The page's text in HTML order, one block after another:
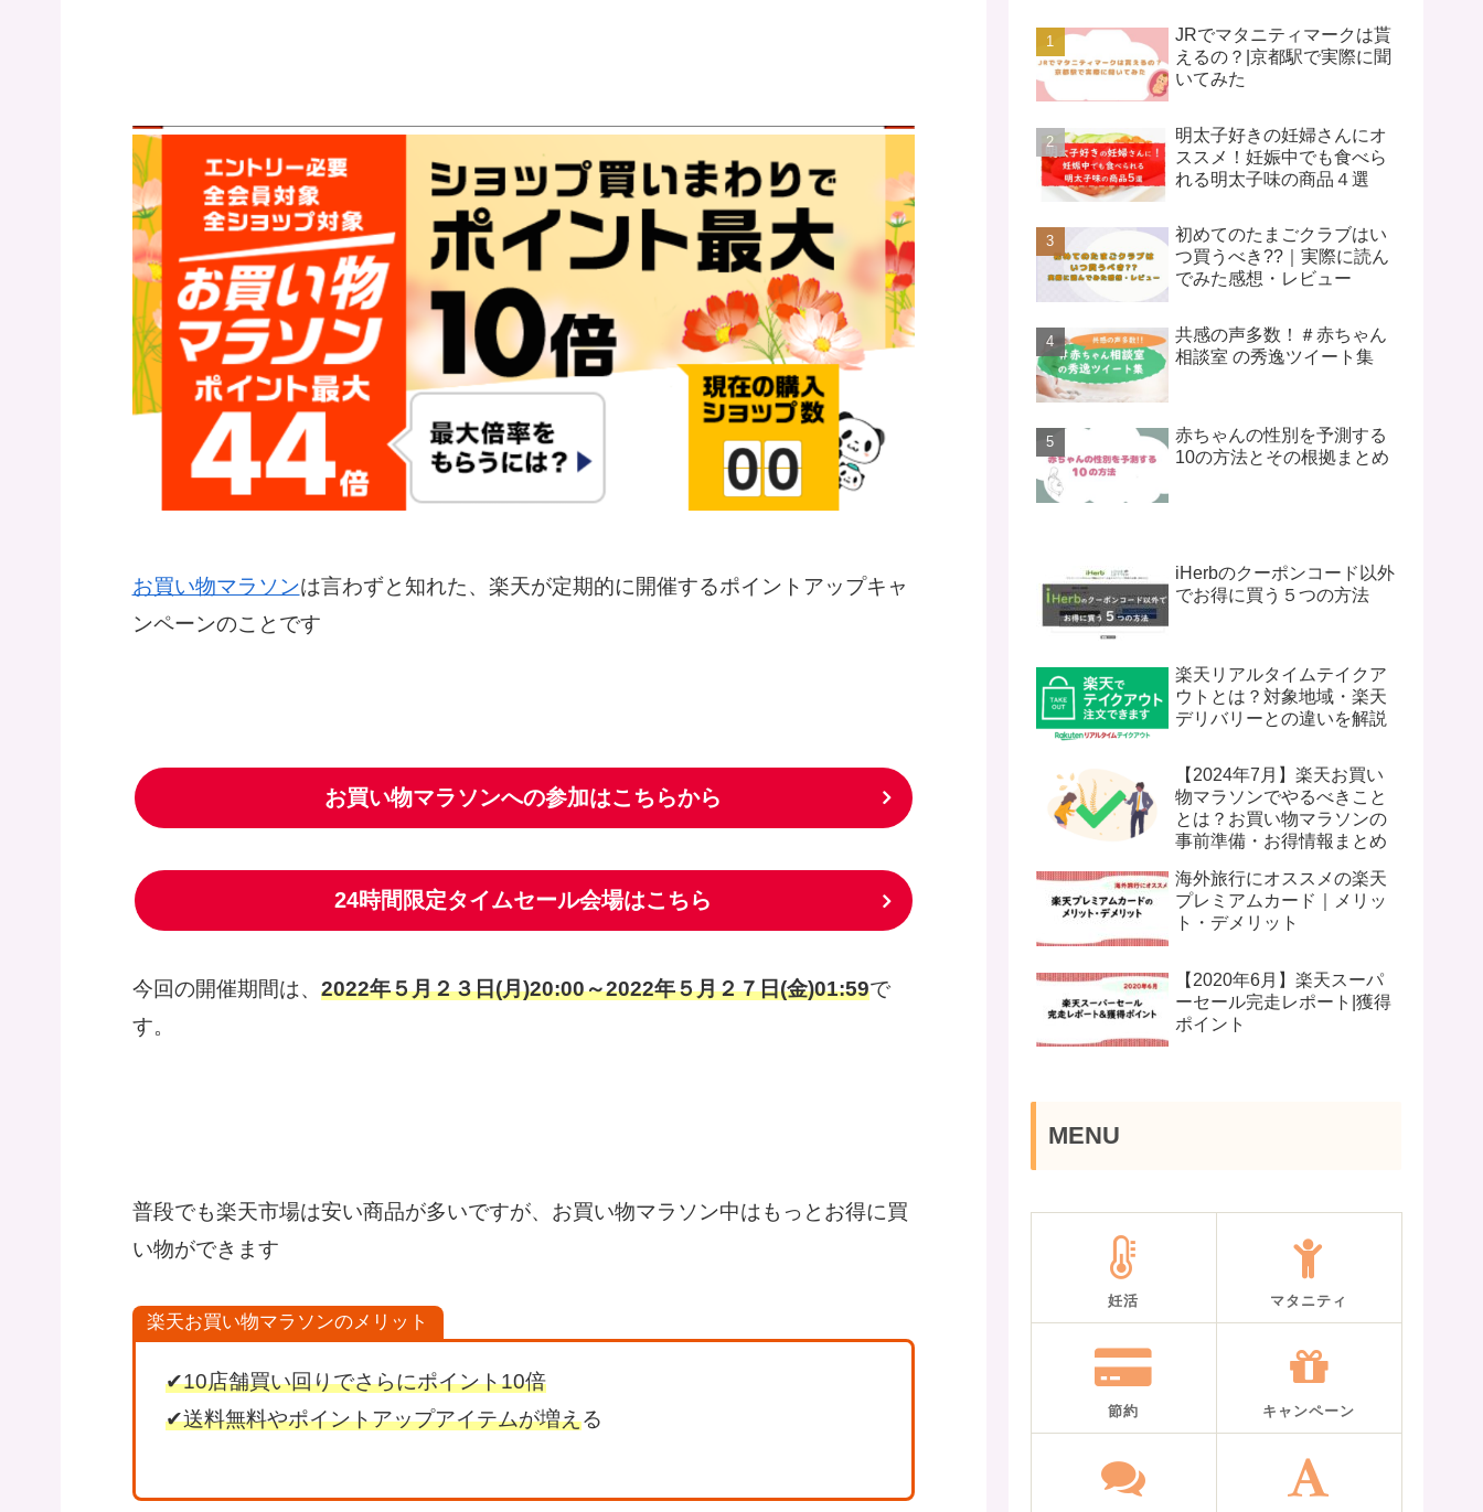
お買い物マラソンは言わずと知れた、楽天が定期的に開催するポイントアップキャ
ンペーンのことです
お買い物マラソンへの参加はこちらから
24時間限定タイムセール会場はこちら
今回の開催期間は、 2022年５月２３日(月)20:00～2022年５月２７日(金)01:59で
す。
普段でも楽天市場は安い商品が多いですが、お買い物マラソン中はもっとお得に買
い物ができます
楽天お買い物マラソンのメリット
✔10店舗買い回りでさらにポイント10倍
✔送料無料やポイントアップアイテムが増える
JRでマタニティマークは貰
えるの？|京都駅で実際に聞
いてみた
明太子好きの妊婦さんにオ
ススメ！妊娠中でも食べら
れる明太子味の商品４選
初めてのたまごクラブはい
つ買うべき??｜実際に読ん
でみた感想・レビュー
共感の声多数！＃赤ちゃん
相談室 の秀逸ツイート集
赤ちゃんの性別を予測する
10の方法とその根拠まとめ
iHerbのクーポンコード以外
でお得に買う５つの方法
楽天リアルタイムテイクア
ウトとは？対象地域・楽天
デリバリーとの違いを解説
【2024年7月】楽天お買い
物マラソンでやるべきこと
とは？お買い物マラソンの
事前準備・お得情報まとめ
海外旅行にオススメの楽天
プレミアムカード｜メリッ
ト・デメリット
【2020年6月】楽天スーパ
ーセール完走レポート|獲得
ポイント
MENU
妊活 マタニティ
節約 キャンペーン